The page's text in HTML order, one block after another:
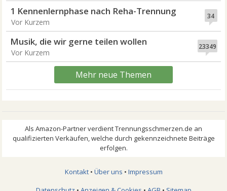
34
1 Kennenlernphase nach Reha-Trennung
Vor Kurzem
23349
Musik, die wir gerne teilen wollen
Vor Kurzem
Mehr neue Themen
Kontakt• Über uns • Impressum